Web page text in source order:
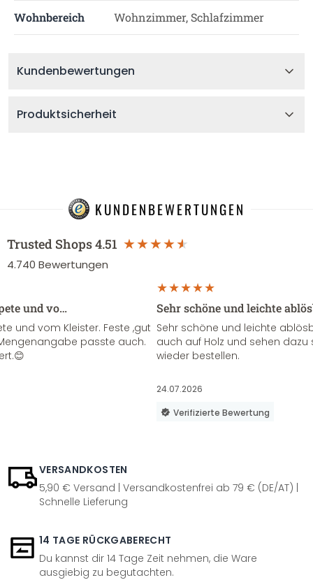
Wohnbereich Wohnzimmer, Schlafzimmer
Kundenbewertungen
Produktsicherheit
KUNDENBEWERTUNGEN
Trusted Shops4.51
4.740 Bewertungen
und vo…
und vom Kleister. Feste ,gut
passte auch.
Sehr schöne und leichte
Sehr schöne und leichte
auch auf Holz und sehen
wieder bestellen.
24.07.2026
Verifizierte Bewertung
VERSANDKOSTEN
5,90 € Versand | Versandkostenfrei ab 79 € (DE/AT) |
Schnelle Lieferung
14 TAGE RÜCKGABERECHT
Du kannst dir 14 Tage Zeit nehmen, die Ware
ausgiebig zu begutachten.